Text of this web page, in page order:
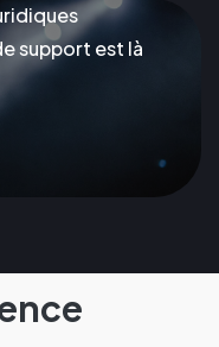
support est là